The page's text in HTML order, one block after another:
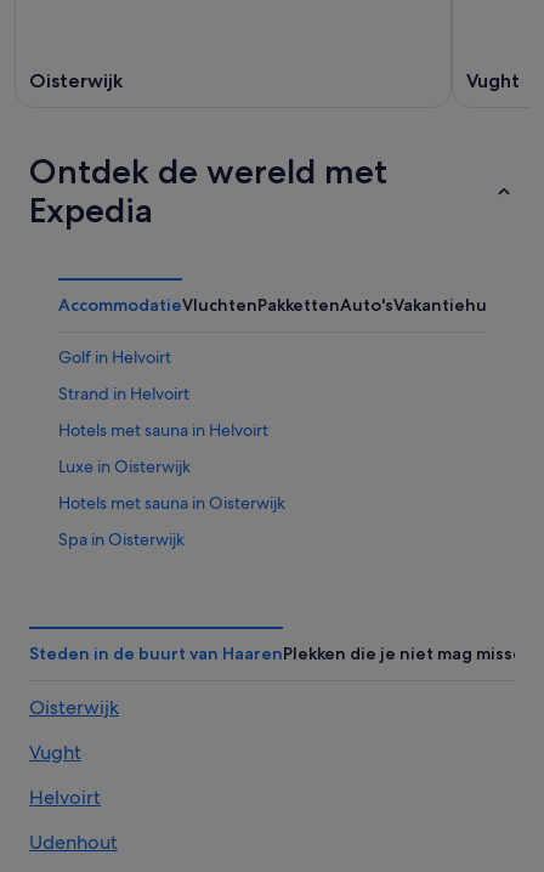
Oisterwijk Vught
Ontdek de wereld met
Expedia
AccommodatieVluchtenPakkettenAuto'sVakantiehuizen
Golf in Helvoirt
Strand in Helvoirt
Hotels met sauna in Helvoirt
Luxe in Oisterwijk
Hotels met sauna in Oisterwijk
Spa in Oisterwijk
Historische in Oisterwijk
Boetiek in Oisterwijk
Strand in Oisterwijk
Huisdiervriendelijke in Oisterwijk
Steden in de buurt van HaarenPlekken die je niet mag missen
Oisterwijk
Vught
Helvoirt
Udenhout